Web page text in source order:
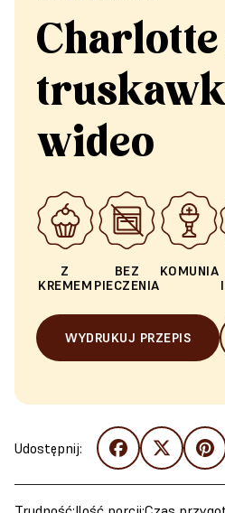
Charlotte
wideo
Z
KREMEM
BEZ
PIECZENIA
KOMUNIA
WYDRUKUJ PRZEPIS
Udostępnij: